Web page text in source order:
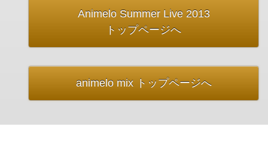
Animelo Summer Live 2013
トップページへ
animelo mix トップページへ